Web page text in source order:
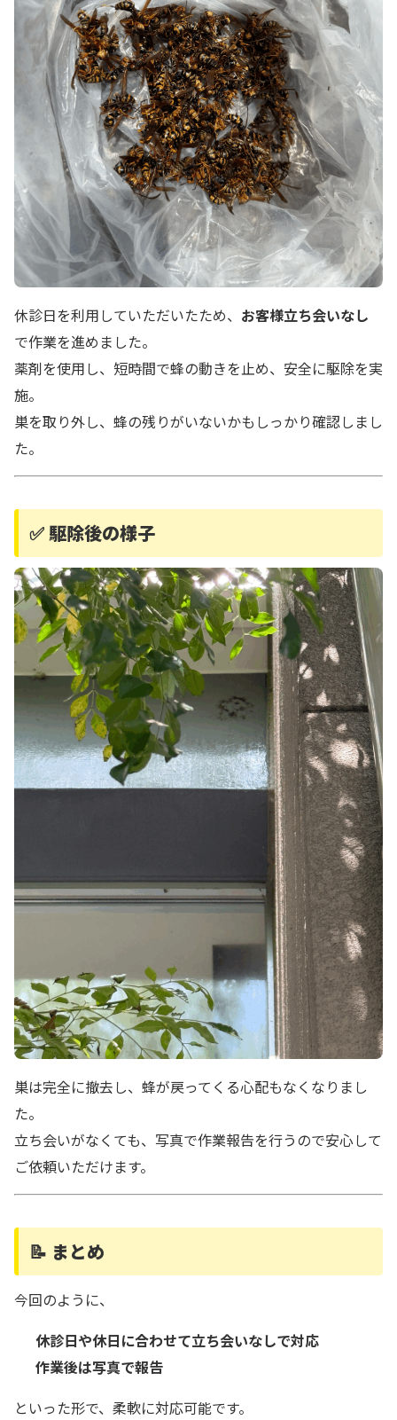
休診日を利用していただいたため、 お客様立ち会いなし
で作業を進めました。
薬剤を使用し、短時間で蜂の動きを止め、安全に駆除を実
施。
巣を取り外し、蜂の残りがいないかもしっかり確認しまし
た。
✅ 駆除後の様子
巣は完全に撤去し、蜂が戻ってくる心配もなくなりまし
た。
立ち会いがなくても、写真で作業報告を行うので安心して
ご依頼いただけます。
📝 まとめ
今回のように、
休診日や休日に合わせて立ち会いなしで対応
作業後は写真で報告
といった形で、柔軟に対応可能です。